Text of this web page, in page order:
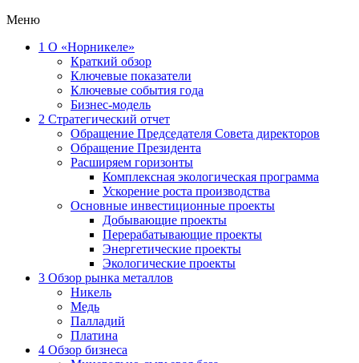
Меню
1 О «Норникеле»
Краткий обзор
Ключевые показатели
Ключевые события года
Бизнес-модель
2 Стратегический отчет
Обращение Председателя Совета директоров
Обращение Президента
Расширяем горизонты
Комплексная экологическая программа
Ускорение роста производства
Основные инвестиционные проекты
Добывающие проекты
Перерабатывающие проекты
Энергетические проекты
Экологические проекты
3 Обзор рынка металлов
Никель
Медь
Палладий
Платина
4 Обзор бизнеса